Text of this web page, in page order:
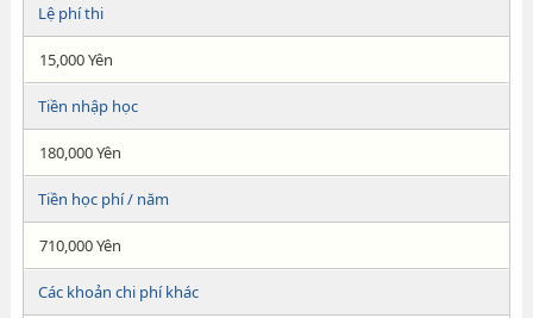
Lệ phí thi
15,000 Yên
Tiền nhập học
180,000 Yên
Tiền học phí / năm
710,000 Yên
Các khoản chi phí khác